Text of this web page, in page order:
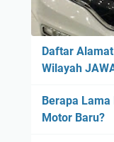
Daftar
Wilayah
Berapa Lama
Motor Baru?